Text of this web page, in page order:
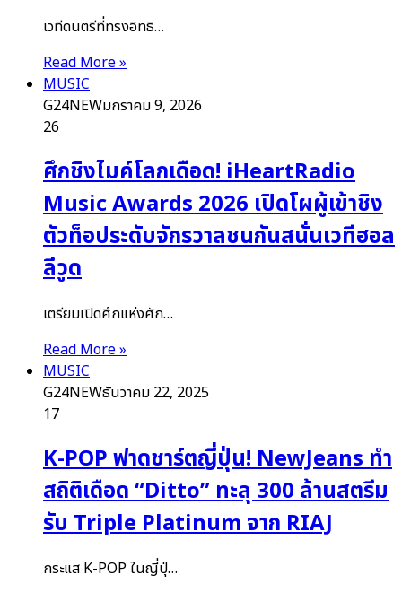
เวทีดนตรีที่ทรงอิทธิ…
Read More »
MUSIC
G24NEWมกราคม 9, 2026
26
ศึกชิงไมค์โลกเดือด! iHeartRadio
Music Awards 2026 เปิดโผผู้เข้าชิง
ตัวท็อประดับจักรวาลชนกันสนั่นเวทีฮอล
ลีวูด
เตรียมเปิดศึกแห่งศัก…
Read More »
MUSIC
G24NEWธันวาคม 22, 2025
17
K-POP ฟาดชาร์ตญี่ปุ่น! NewJeans ทำ
สถิติเดือด “Ditto” ทะลุ 300 ล้านสตรีม
รับ Triple Platinum จาก RIAJ
กระแส K-POP ในญี่ปุ่…